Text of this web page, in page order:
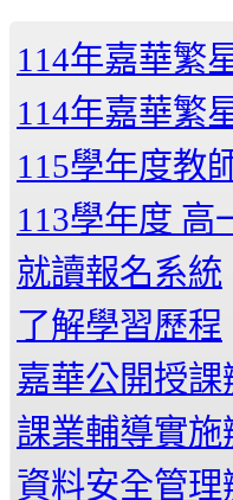
114年嘉華繁
114年嘉華繁
115學年度教
113學年度 高
就讀報名系統
了解學習歷程
嘉華公開授課
課業輔導實施
資料安全管理